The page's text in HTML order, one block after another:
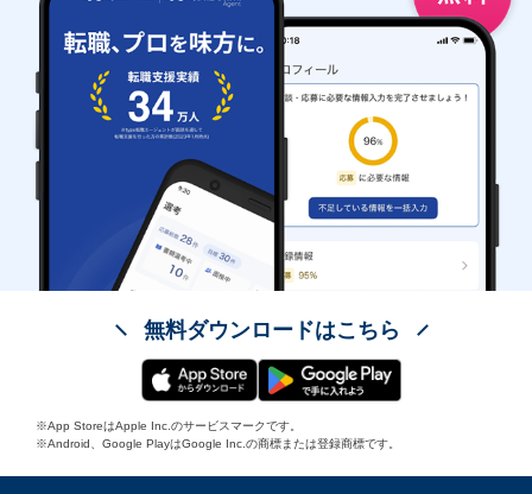
無料ダウンロードはこちら
※App StoreはApple Inc.のサービスマークです。
※Android、Google PlayはGoogle Inc.の商標または登録商標です。